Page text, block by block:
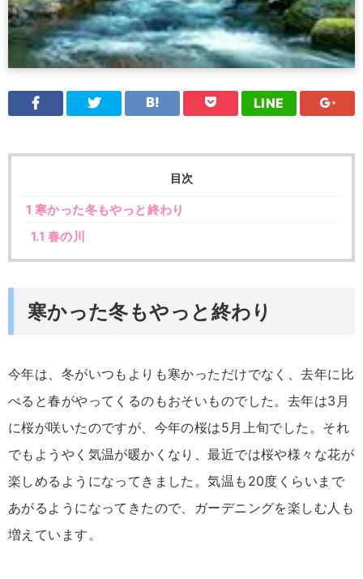
LINE
目次
1 寒かった冬もやっと終わり
1.1 春の川
寒かった冬もやっと終わり
今年は、冬がいつもよりも寒かっただけでなく、去年に比
べると春がやってくるのもおそいものでした。去年は3月
に桜が咲いたのですが、今年の桜は5月上旬でした。それ
でもようやく気温が暖かくなり、最近では桜や様々な花が
楽しめるようになってきました。気温も20度くらいまで
あがるようになってきたので、ガーデニングを楽しむ人も
増えています。